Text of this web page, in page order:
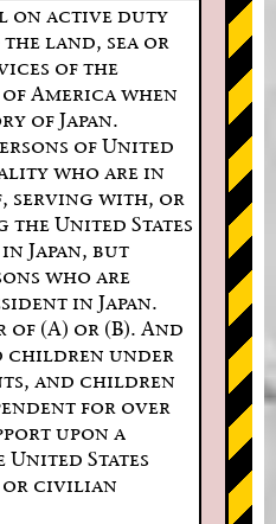
on active duty
land, sea or
of the
America when
of Japan.
of United
who are in
serving with, or
the United States
Japan, but
who are
in Japan.
of (A) or (B). And
children under
and children
for over
upon a
United States
or civilian